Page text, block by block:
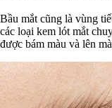
Bầu mắt cũng là vùng
các loại kem lót mắt
được bám màu và lên